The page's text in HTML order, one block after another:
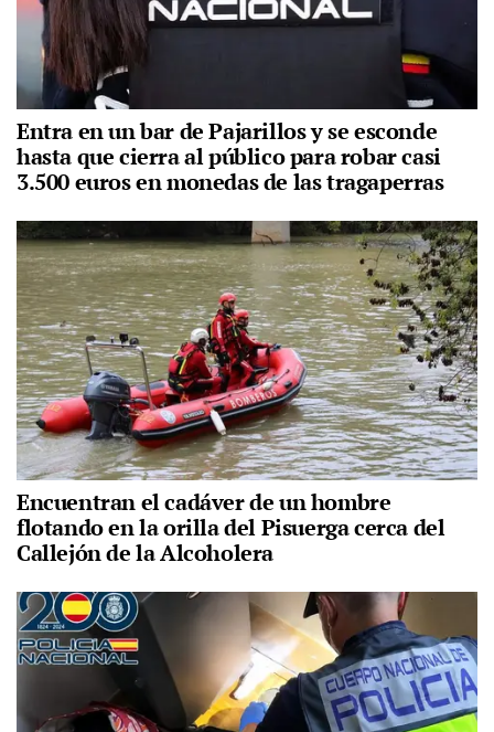
Entra en un bar de Pajarillos y se esconde
hasta que cierra al público para robar casi
3.500 euros en monedas de las tragaperras
Encuentran el cadáver de un hombre
flotando en la orilla del Pisuerga cerca del
Callejón de la Alcoholera